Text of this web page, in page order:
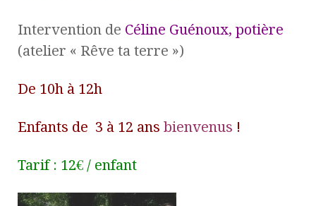
Intervention de Céline Guénoux, potière
(atelier « Rêve ta terre »)
De 10h à 12h
Enfants de 3 à 12 ans bienvenus !
Tarif : 12€ / enfant